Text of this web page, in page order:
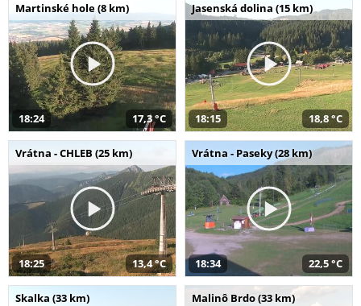
Martinské hole (8 km)
18:24 17,3 °C
Jasenská dolina (15 km)
18:15 18,8 °C
Vrátna - CHLEB (25 km)
18:25 13,4 °C
Vrátna - Paseky (28 km)
18:34 22,5 °C
Skalka (33 km) Malinô Brdo (33 km)